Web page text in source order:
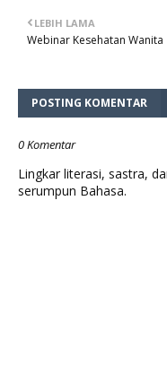
LEBIH LAMA
Webinar Kesehatan Wanita
POSTING KOMENTAR
0 Komentar
Lingkar literasi, sastra,
serumpun Bahasa.